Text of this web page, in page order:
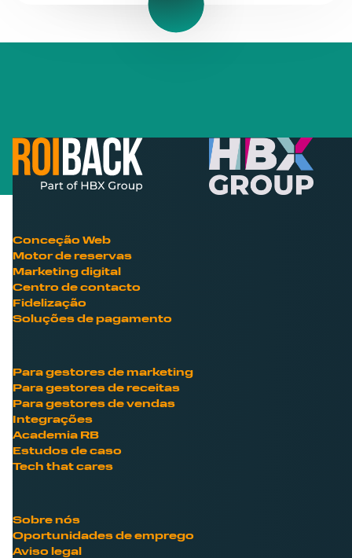
Conceção Web
Motor de reservas
Marketing digital
Centro de contacto
Fidelização
Soluções de pagamento
Para gestores de marketing
Para gestores de receitas
Para gestores de vendas
Integrações
Academia RB
Estudos de caso
Tech that cares
Sobre nós
Oportunidades de emprego
Aviso legal